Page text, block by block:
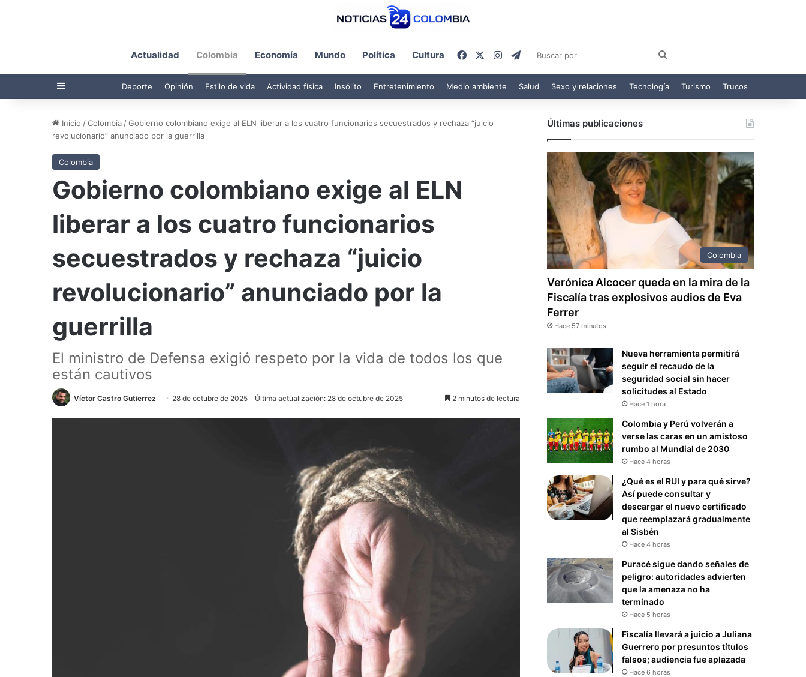
Actualidad Colombia Economía Mundo Política Cultura FacebookInstagram
Telegram
por
Barra lateral Deporte Opinión Estilo de vida Actividad física Insólito Entretenimiento Medio ambiente Salud Sexo y relaciones Tecnología Turismo Trucos
Inicio /Colombia /Gobierno colombiano exige al ELN liberar a los cuatro funcionarios secuestrados y rechaza “juicio
revolucionario” anunciado por la guerrilla
Colombia
Gobierno colombiano exige al ELN
liberar a los cuatro funcionarios
secuestrados y rechaza “juicio
revolucionario” anunciado por la
guerrilla
El ministro de Defensa exigió respeto por la vida de todos los que
están cautivos
Víctor Castro Gutierrez 28 de octubre de 2025 Última actualización: 28 de octubre de 2025 2 minutos de lectura
Últimas publicaciones
Colombia
Verónica Alcocer queda en la mira de la
Fiscalía tras explosivos audios de Eva
Ferrer
Hace 57 minutos
Nueva herramienta permitirá
seguir el recaudo de la
seguridad social sin hacer
solicitudes al Estado
Hace 1 hora
Colombia y Perú volverán a
verse las caras en un amistoso
rumbo al Mundial de 2030
Hace 4 horas
¿Qué es el RUI y para qué sirve?
Así puede consultar y
descargar el nuevo certificado
que reemplazará gradualmente
al Sisbén
Hace 4 horas
Puracé sigue dando señales de
peligro: autoridades advierten
que la amenaza no ha
terminado
Hace 5 horas
Fiscalía llevará a juicio a Juliana
Guerrero por presuntos títulos
falsos; audiencia fue aplazada
Hace 6 horas